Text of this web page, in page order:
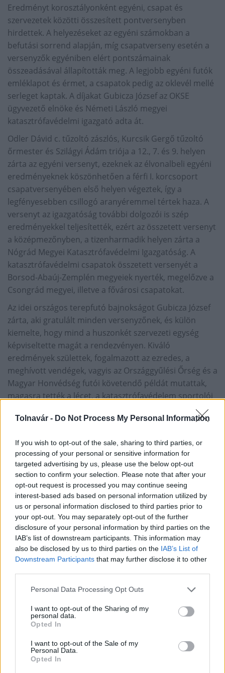
Tolnavár - Do Not Process My Personal Information
If you wish to opt-out of the sale, sharing to third parties, or
processing of your personal or sensitive information for
targeted advertising by us, please use the below opt-out
section to confirm your selection. Please note that after your
opt-out request is processed you may continue seeing
interest-based ads based on personal information utilized by
us or personal information disclosed to third parties prior to
your opt-out. You may separately opt-out of the further
disclosure of your personal information by third parties on the
IAB’s list of downstream participants. This information may
also be disclosed by us to third parties on the IAB’s List of
Downstream Participants that may further disclose it to other
Please note that this website/app uses one or more Google
not limited to your visit or usage behaviour. You may click to
grant or deny consent to Google and its third-party tags to
use your data for below specified purposes in below Google
consent section.
Personal Data Processing Opt Outs
I want to opt-out of the Sharing of my
personal data.
Opted In
I want to opt-out of the Sale of my
Personal Data.
Opted In
Eredményt korosztályonként egyéni, csapat és
szervezetek közötti összesített pontversenyben
hirdettek. A helyezéseket az egyéni számokban a
befutási sorrend alapján, míg csapatverseny esetén a
versenyzők egyéniben elért pontszámainak
összeadásával állapították meg. A legjobb egyéni futók
emléklapot és érmet, a csapatok pedig az oklevél mellé
serleget kaptak. A díjakat Gubicza József az OKSE
ügyvezető elnöke és Németi László megyei
katasztrófavédelmi igazgató adta át.
Odler Dávid c. tűzoltó zászlós, Kurcsik Gergő tűzoltó
őrmester és Szilágyi Ádám triója a 12., 7. és 9. helyen
zárta az egyéni versenyt, ezeknek az élvonalbeli egyéni
eredményeknek köszönhetően a férfi I. korcsoport
csapatversenyében első helyen végeztek, így a
legfényesebben csillogó aranyéremmel tértek haza. A
versenyt az igazgatóság további dolgozói is szép
eredményekkel teljesítették, ezért az összetett versenyt
a középmezőnyben, a tizenharmadik helyen zárta a
Nógrád Megyei Katasztrófavédelmi Igazgatóság. A
katasztrófavédelmi csapatok összetett versenyét a
Borsod-Abaúj-Zemplén megyeiek nyerték, megelőzve a
Csongrád megyei, illetve a fővárosi csapatokat.
Az idei országos terepfutó bajnokságot Gubicza József
zárta, aki gratulált minden versenyzőnek, és külön
kiemelte, hogy mind a huszonkét szervezeti egység
képviseltette magát a rendezvényen. Kiváló
eredmények születtek, fogalmazott az ezredes, a
meghívott vendégek, vagyis az Országgyűlési Őrség és a
Magyar Honvédség futói követendő példát mutattak,
magasra tették a lécet, a katasztrófavédelem sportolói
előtt legyen az cél, hogy gyorsabbak legyenek náluk.
forrás: nograd.katasztrofavedelem.hu
GALÉRIA
Helyi hírek Országos Katasztrófavédelmi Sportegyesület
AJÁNLJUK MÉG